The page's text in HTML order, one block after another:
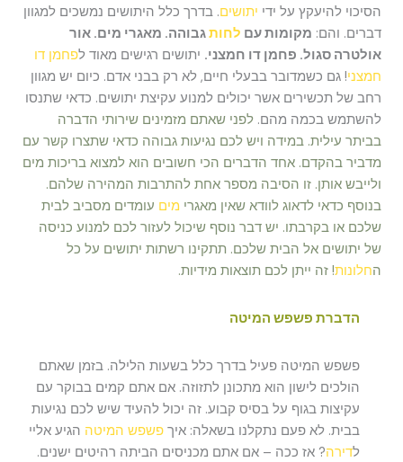
הסיכוי להיעקץ על ידי יתושים. בדרך כלל היתושים נמשכים למגוון
דברים. והם: מקומות עם לחותגבוהה. מאגרי מים. אור
אולטרה סגול. פחמן דו חמצני. יתושים רגישים מאוד לפחמן דו
חמצני! גם כשמדובר בבעלי חיים, לא רק בבני אדם. כיום יש מגוון
רחב של תכשירים אשר יכולים למנוע עקיצת יתושים. כדאי שתנסו
להשתמש בכמה מהם. לפני שאתם מזמינים שירותי הדברה
בביתר עילית. במידה ויש לכם נגיעות גבוהה כדאי שתצרו קשר עם
מדביר בהקדם. אחד הדברים הכי חשובים הוא למצוא בריכות מים
ולייבש אותן. זו הסיבה מספר אחת להתרבות המהירה שלהם.
בנוסף כדאי לדאוג לוודא שאין מאגרי מים עומדים מסביב לבית
שלכם או בקרבתו. יש דבר נוסף שיכול לעזור לכם למנוע כניסה
של יתושים אל הבית שלכם. תתקינו רשתות יתושים על כל
החלונות! זה ייתן לכם תוצאות מידיות.
הדברת פשפש המיטה
פשפש המיטה פעיל בדרך כלל בשעות הלילה. בזמן שאתם
הולכים לישון הוא מתכונן לתזוזה. אם אתם קמים בבוקר עם
עקיצות בגוף על בסיס קבוע. זה יכול להעיד שיש לכם נגיעות
בבית. לא פעם נתקלנו בשאלה: איך פשפש המיטה הגיע אליי
לדירה? אז ככה – אם אתם מכניסים הביתה רהיטים ישנים.